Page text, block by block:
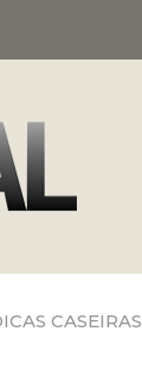
CASEIRAS